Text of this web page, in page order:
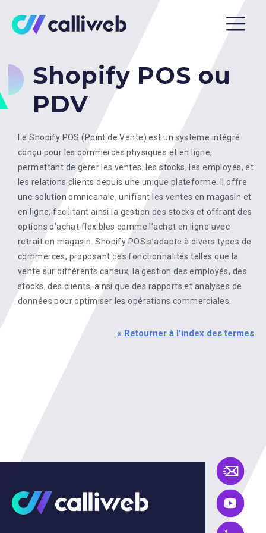
Shopify POS ou
PDV
Le Shopify POS (Point de Vente) est un système intégré
conçu pour les commerces physiques et en ligne,
permettant de gérer les ventes, les stocks, les employés, et
les relations clients depuis une unique plateforme. Il offre
une solution omnicanale, unifiant les ventes en magasin et
en ligne, facilitant ainsi la gestion des stocks et offrant des
options d’achat flexibles comme l’achat en ligne avec
retrait en magasin. Shopify POS s’adapte à divers types de
commerces, proposant des fonctionnalités telles que la
vente sur différents canaux, la gestion des employés, des
stocks, des clients, ainsi que des rapports et analyses de
données pour optimiser les opérations commerciales.
« Retourner à l'index des termes